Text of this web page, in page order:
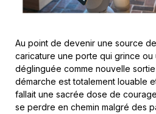
Au point de devenir une source
caricature une porte qui grince ou
déglinguée comme nouvelle sortie
démarche est totalement louable
fallait une sacrée dose de
se perdre en chemin malgré des